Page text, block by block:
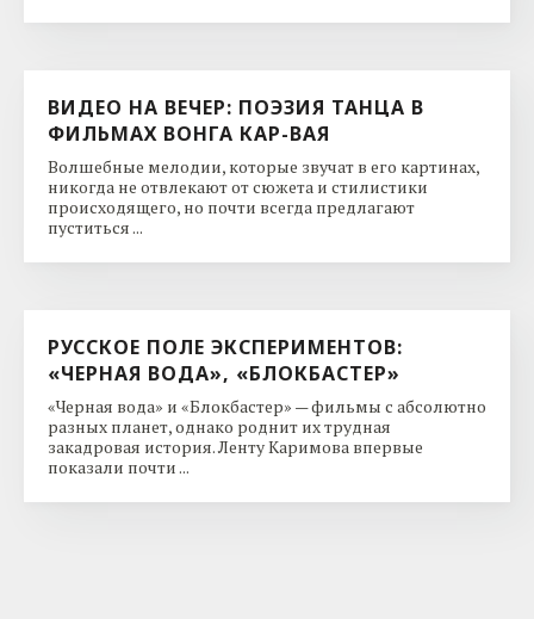
ВИДЕО НА ВЕЧЕР: ПОЭЗИЯ ТАНЦА В
ФИЛЬМАХ ВОНГА КАР-ВАЯ
Волшебные мелодии, которые звучат в его картинах,
никогда не отвлекают от сюжета и стилистики
происходящего, но почти всегда предлагают
пуститься ...
РУССКОЕ ПОЛЕ ЭКСПЕРИМЕНТОВ:
«ЧЕРНАЯ ВОДА», «БЛОКБАСТЕР»
«Черная вода» и «Блокбастер» — фильмы с абсолютно
разных планет, однако роднит их трудная
закадровая история. Ленту Каримова впервые
показали почти ...